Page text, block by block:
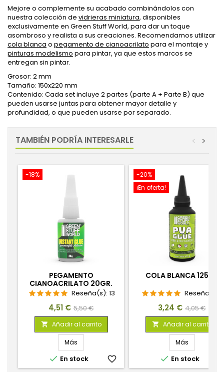
Mejore o complemente su acabado combinándolos con
nuestra colección de vidrieras miniatura, disponibles
exclusivamente en Green Stuff World, para dar un toque
asombroso y realista a sus creaciones. Recomendamos utilizar
cola blanca o pegamento de cianoacrilato para el montaje y
pinturas modelismo para pintar, ya que estos marcos se
entregan sin pintar.
Grosor: 2 mm
Tamaño: 150x220 mm
Contenido: Cada set incluye 2 partes (parte A + Parte B) que
pueden usarse juntas para obtener mayor detalle y
profundidad, o que pueden usarse por separado.
TAMBIÉN PODRÍA INTERESARLE >
<
-18%
PEGAMENTO
CIANOACRILATO 20GR.
Reseña(s): 13
Precio
4,51 € Precio
base
5,50 €
 Añadir al carrito
Más
 En stock favorite_border
-20%
¡En oferta!
COLA BLANCA 125GR
Reseña(s):
Precio
3,24 € Precio
base
4,05 €
 Añadir al carrito
Más
 En stock